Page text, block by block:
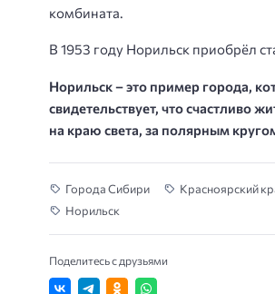
комбината.
В 1953 году Норильск приобрёл
Норильск – это пример города,
свидетельствует, что счастливо
на краю света, за полярным
Города Сибири
Красноярский
Норильск
Поделитесь с друзьями